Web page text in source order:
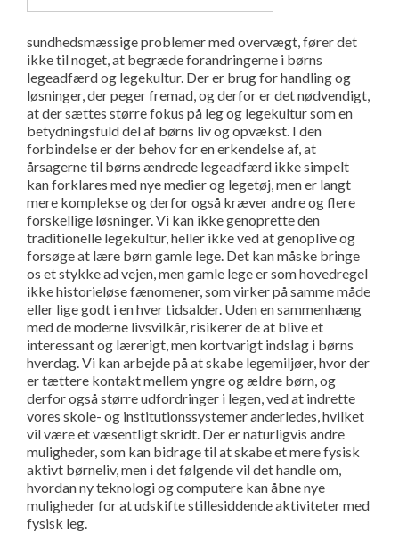
sundhedsmæssige problemer med overvægt, fører det
ikke til noget, at begræde forandringerne i børns
legeadfærd og legekultur. Der er brug for handling og
løsninger, der peger fremad, og derfor er det nødvendigt,
at der sættes større fokus på leg og legekultur som en
betydningsfuld del af børns liv og opvækst. I den
forbindelse er der behov for en erkendelse af, at
årsagerne til børns ændrede legeadfærd ikke simpelt
kan forklares med nye medier og legetøj, men er langt
mere komplekse og derfor også kræver andre og flere
forskellige løsninger. Vi kan ikke genoprette den
traditionelle legekultur, heller ikke ved at genoplive og
forsøge at lære børn gamle lege. Det kan måske bringe
os et stykke ad vejen, men gamle lege er som hovedregel
ikke historieløse fænomener, som virker på samme måde
eller lige godt i en hver tidsalder. Uden en sammenhæng
med de moderne livsvilkår, risikerer de at blive et
interessant og lærerigt, men kortvarigt indslag i børns
hverdag. Vi kan arbejde på at skabe legemiljøer, hvor der
er tættere kontakt mellem yngre og ældre børn, og
derfor også større udfordringer i legen, ved at indrette
vores skole- og institutionssystemer anderledes, hvilket
vil være et væsentligt skridt. Der er naturligvis andre
muligheder, som kan bidrage til at skabe et mere fysisk
aktivt børneliv, men i det følgende vil det handle om,
hvordan ny teknologi og computere kan åbne nye
muligheder for at udskifte stillesiddende aktiviteter med
fysisk leg.